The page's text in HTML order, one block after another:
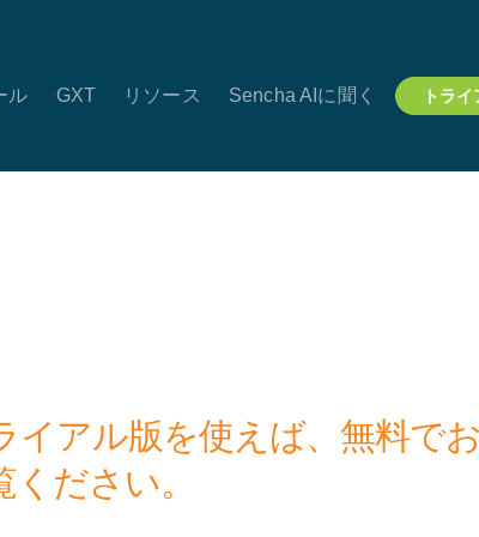
ル GXT リソース Sencha AIに聞く トラ
イアル版を使えば、無料で
ください。